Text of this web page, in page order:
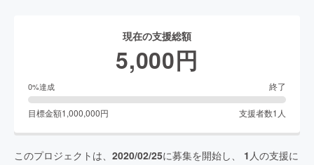
現在の支援総額
5,000円
0%達成 終了
目標金額1,000,000円 支援者数1 人
このプロジェクトは、 2020/02/25に募集を開始し、 1 人の支援に